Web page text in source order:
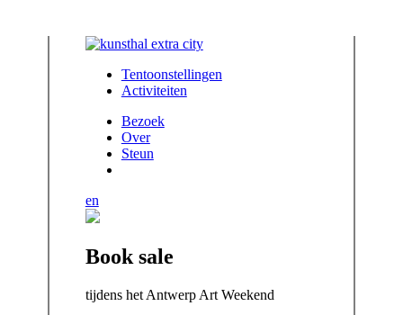
Tentoonstellingen
Activiteiten
Bezoek
Over
Steun
en
Book sale
tijdens het Antwerp Art Weekend